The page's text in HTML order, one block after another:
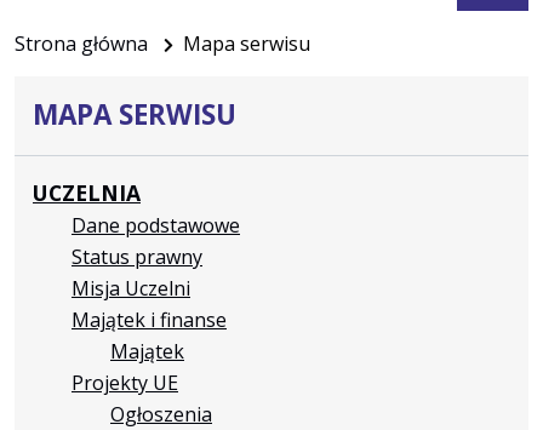
Strona główna Mapa serwisu
MAPA SERWISU
UCZELNIA
Dane podstawowe
Status prawny
Misja Uczelni
Majątek i finanse
Majątek
Projekty UE
Ogłoszenia